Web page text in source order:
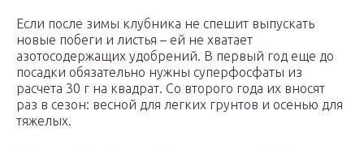
Если после зимы клубника не спешит выпускать
новые побеги и листья – ей не хватает
азотосодержащих удобрений. В первый год еще до
посадки обязательно нужны суперфосфаты из
расчета 30 г на квадрат. Со второго года их вносят
раз в сезон: весной для легких грунтов и осенью для
тяжелых.